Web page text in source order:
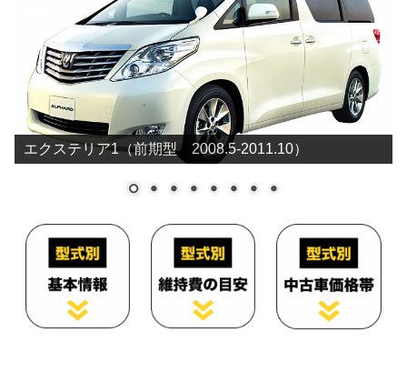
ATH10W 117,100円
エクステリア1（前期型 2008.5-2011.10）